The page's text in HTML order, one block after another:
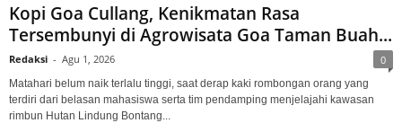
Kopi Goa Cullang, Kenikmatan Rasa
Tersembunyi di Agrowisata Goa Taman Buah...
Redaksi - Agu 1, 2026 0
Matahari belum naik terlalu tinggi, saat derap kaki rombongan orang yang
terdiri dari belasan mahasiswa serta tim pendamping menjelajahi kawasan
rimbun Hutan Lindung Bontang...